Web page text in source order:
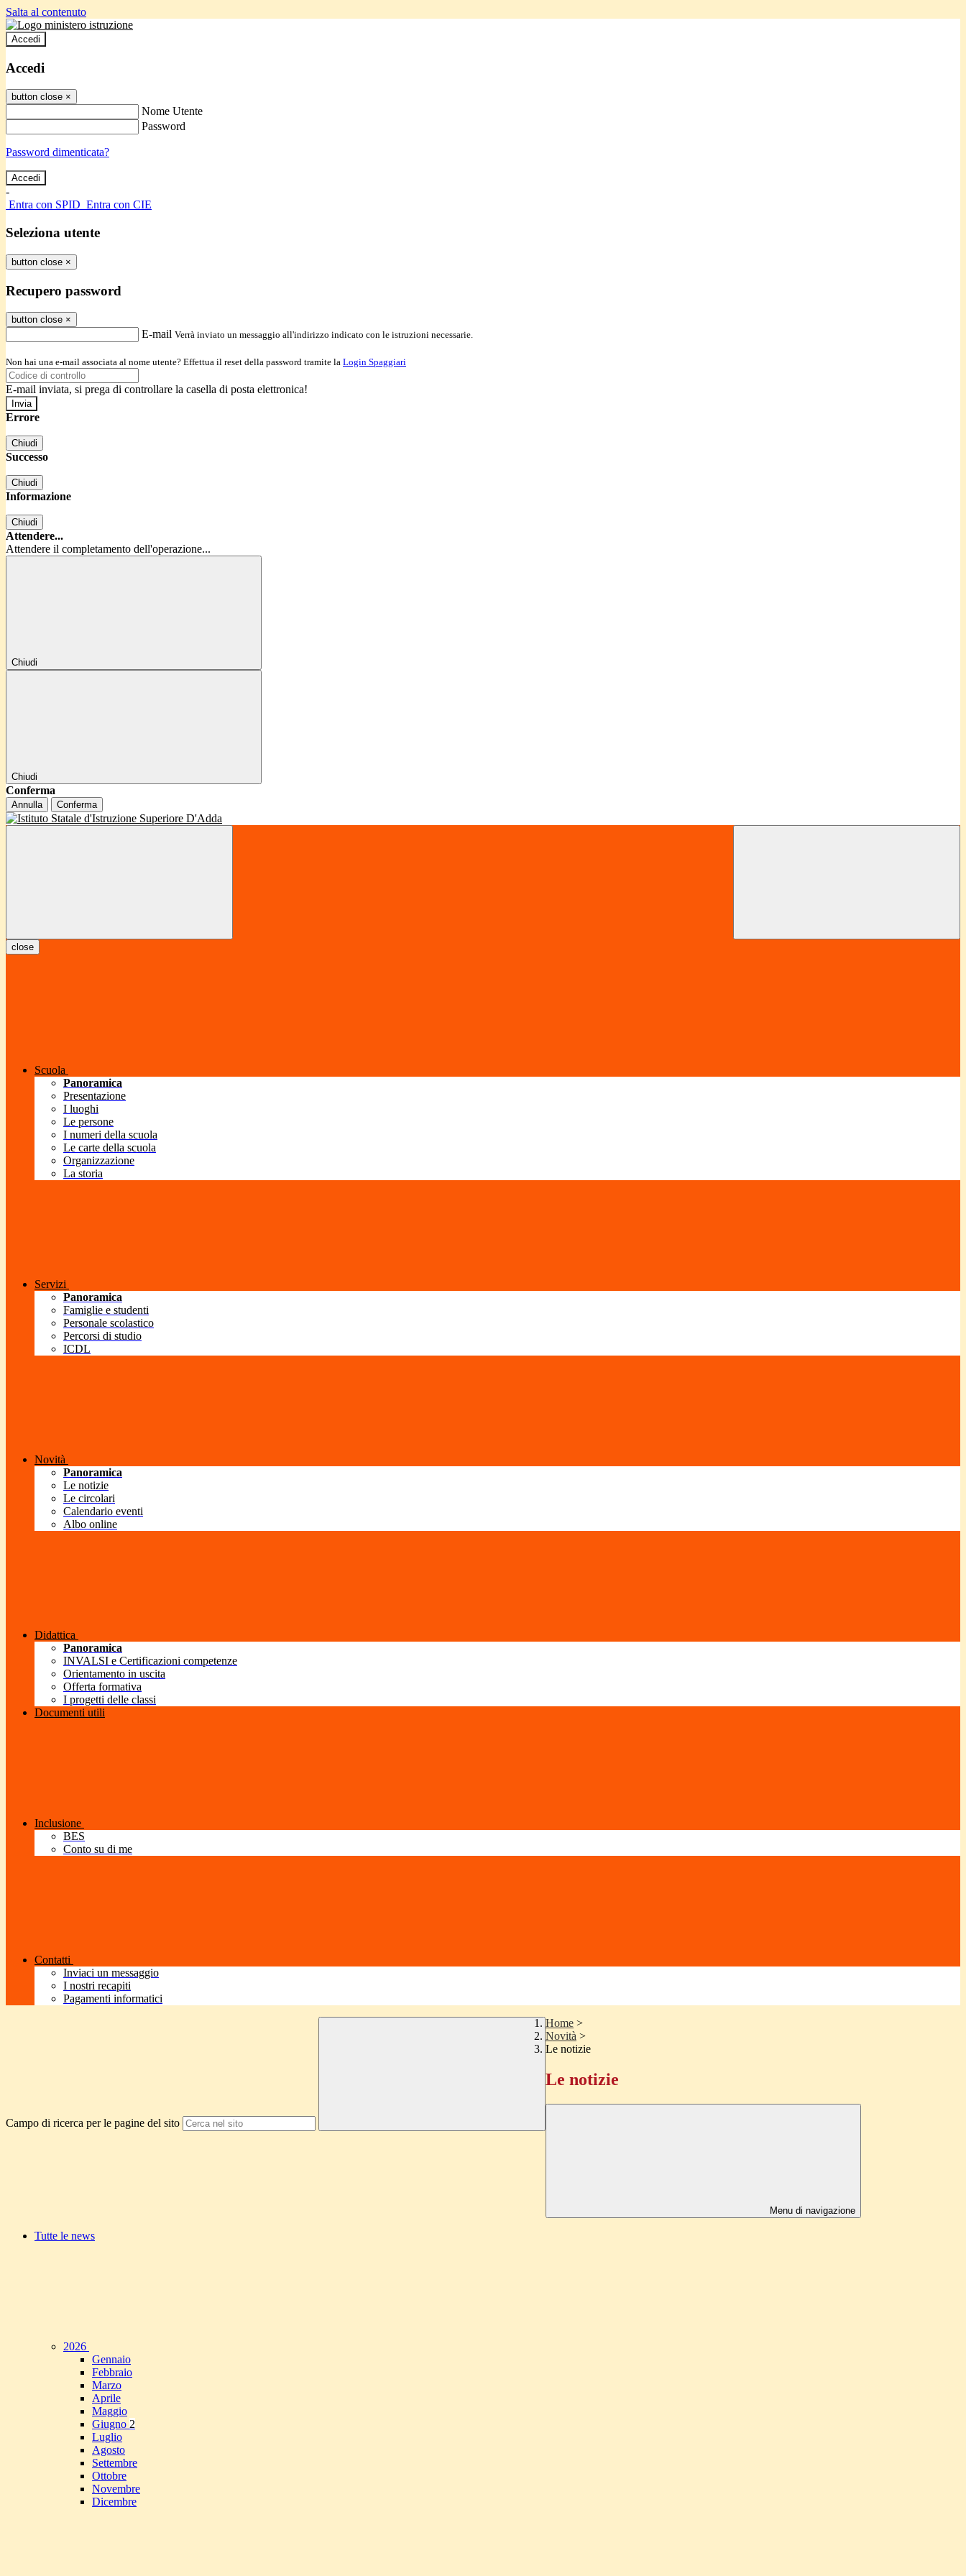
Salta al contenuto
Accedi
Accedi
button close ×
Nome Utente
Password
Password dimenticata?
-
Entra con SPID Entra con CIE
Seleziona utente
button close ×
Recupero password
button close ×
E-mail Verrà inviato un messaggio all'indirizzo indicato con le istruzioni necessarie.
Non hai una e-mail associata al nome utente? Effettua il reset della password tramite la Login Spaggiari
E-mail inviata, si prega di controllare la casella di posta elettronica!
Errore
Chiudi
Successo
Chiudi
Informazione
Chiudi
Attendere...
Attendere il completamento dell'operazione...
Chiudi
Chiudi
Conferma
Annulla Conferma
close
Scuola
Panoramica
Presentazione
I luoghi
Le persone
I numeri della scuola
Le carte della scuola
Organizzazione
La storia
Servizi
Panoramica
Famiglie e studenti
Personale scolastico
Percorsi di studio
ICDL
Novità
Panoramica
Le notizie
Le circolari
Calendario eventi
Albo online
Didattica
Panoramica
INVALSI e Certificazioni competenze
Orientamento in uscita
Offerta formativa
I progetti delle classi
Documenti utili
Inclusione
BES
Conto su di me
Contatti
Inviaci un messaggio
I nostri recapiti
Pagamenti informatici
Campo di ricerca per le pagine del sito
Home >
Novità >
Le notizie
Le notizie
Menu di navigazione
Tutte le news
2026
Gennaio
Febbraio
Marzo
Aprile
Maggio
Giugno 2
Luglio
Agosto
Settembre
Ottobre
Novembre
Dicembre